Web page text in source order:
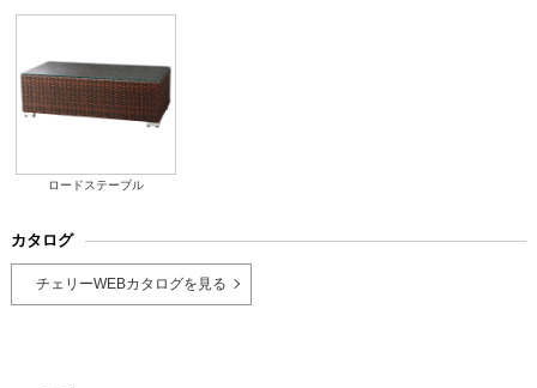
ロードステーブル
カタログ
チェリーWEBカタログを見る